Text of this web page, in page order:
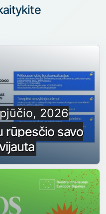
2026
rūpesčio savo